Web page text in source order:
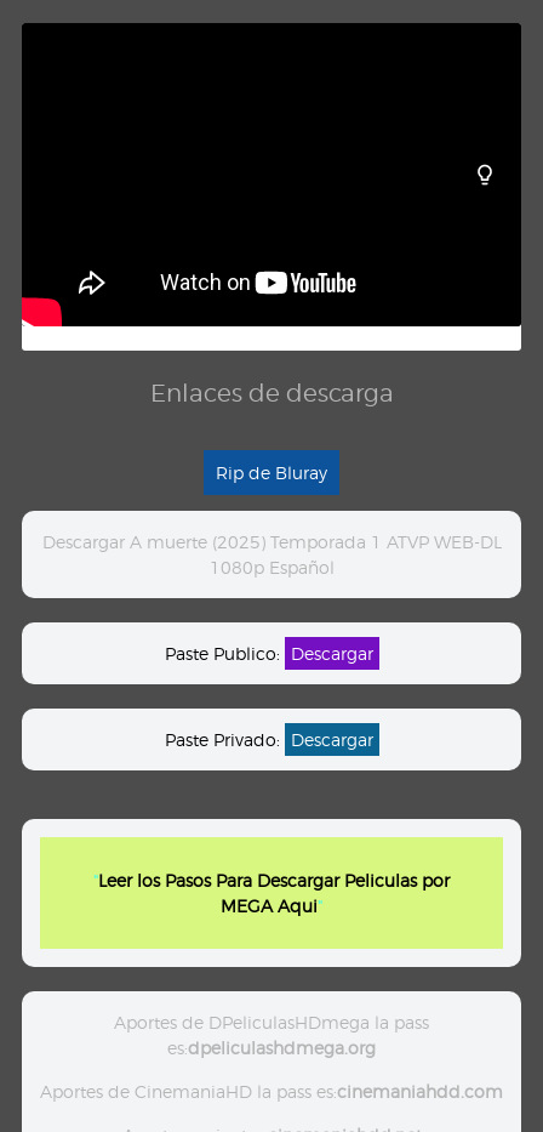
Enlaces de descarga
Rip de Bluray
Descargar A muerte (2025) Temporada 1 ATVP WEB-DL
1080p Español
Paste Publico: Descargar
Paste Privado: Descargar
"Leer los Pasos Para Descargar Peliculas por
MEGA Aqui"
Aportes de DPeliculasHDmega la pass
es:dpeliculashdmega.org
Aportes de CinemaniaHD la pass es:cinemaniahdd.com